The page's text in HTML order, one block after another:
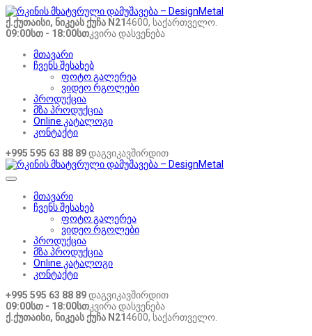
ქ.ქუთაისი, ნიკეას ქუჩა N214600, საქართველო.
09:00სთ - 18:00სთკვირა დასვენება
მთავარი
ჩვენს შესახებ
ფოტო გალერეა
ვიდეო რგოლები
პროდუქცია
მზა პროდუქცია
Online კატალოგი
კონტაქტი
+995 595 63 88 89დაგვიკავშირდით
მთავარი
ჩვენს შესახებ
ფოტო გალერეა
ვიდეო რგოლები
პროდუქცია
მზა პროდუქცია
Online კატალოგი
კონტაქტი
+995 595 63 88 89დაგვიკავშირდით
09:00სთ - 18:00სთკვირა დასვენება
ქ.ქუთაისი, ნიკეას ქუჩა N214600, საქართველო.